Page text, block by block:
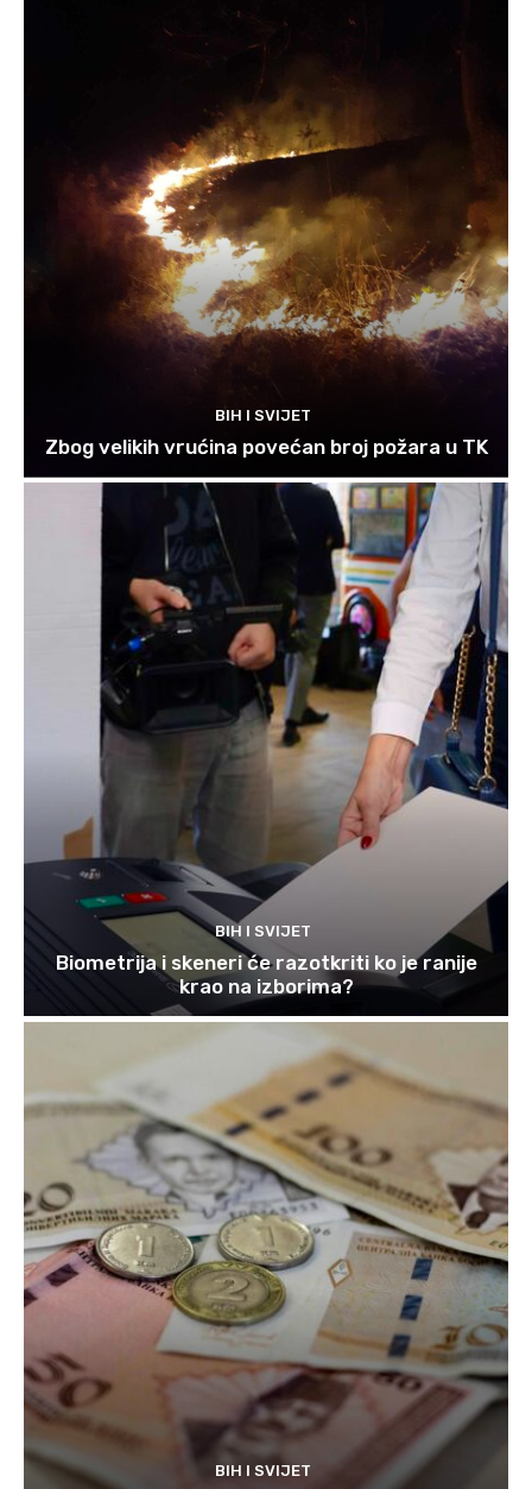
BIH I SVIJET
Zbog velikih vrućina povećan broj požara u TK
BIH I SVIJET
Biometrija i skeneri će razotkriti ko je ranije
krao na izborima?
BIH I SVIJET